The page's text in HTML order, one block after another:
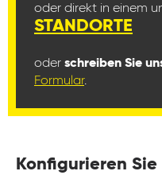
oder direkt in einem
STANDORTE
oder schreiben Sie
Formular.
Konfigurieren